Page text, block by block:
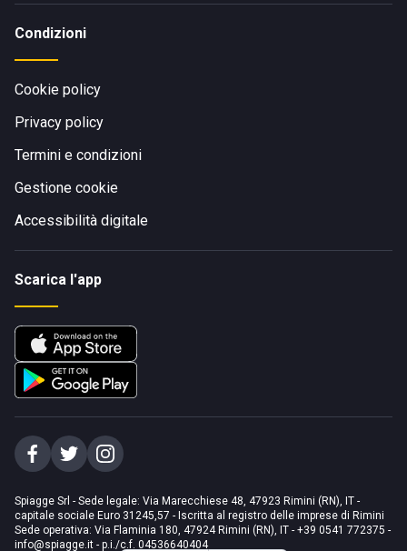
Condizioni
Cookie policy
Privacy policy
Termini e condizioni
Gestione cookie
Accessibilità digitale
Scarica l'app
Spiagge Srl - Sede legale: Via Marecchiese 48, 47923 Rimini (RN), IT -
capitale sociale Euro 31245,57 - Iscritta al registro delle imprese di Rimini
Sede operativa: Via Flaminia 180, 47924 Rimini (RN), IT - +39 0541 772375 -
info@spiagge.it - p.i./c.f. 04536640404